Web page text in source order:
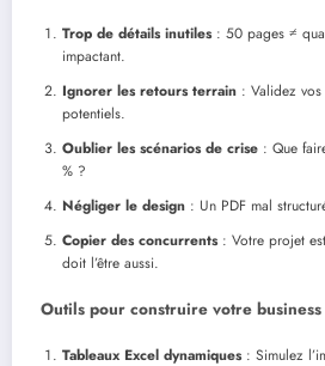
Trop de détails inutiles: 50 pages ≠
impactant.
Ignorer les retours terrain : Validez
potentiels.
Oublier les scénarios de crise : Que
% ?
Négliger le design : Un PDF mal
Copier des concurrents: Votre projet
doit l’être aussi.
Outils pour construire votre
Tableaux Excel dynamiques: Simulez